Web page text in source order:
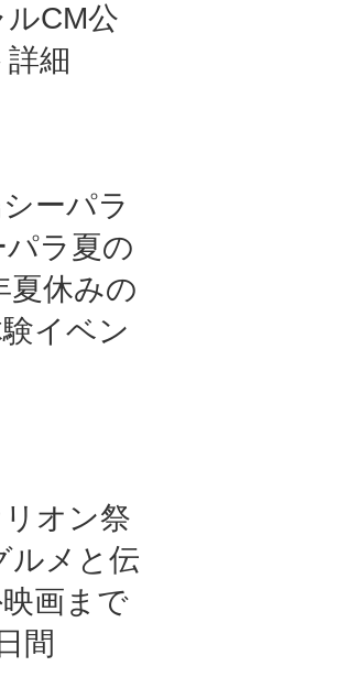
CM公
細
ーパラ
ラ夏の
夏休みの
イベン
オン祭
メと伝
画まで
間